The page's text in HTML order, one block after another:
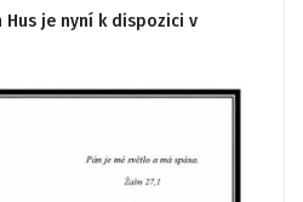
Hus je nyní k dispozici v